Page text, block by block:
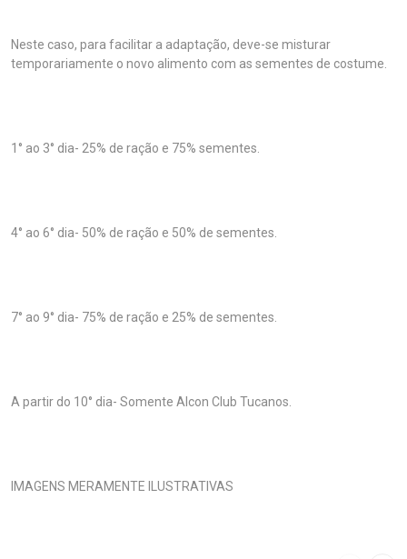
Neste caso, para facilitar a adaptação, deve-se misturar
temporariamente o novo alimento com as sementes de costume.
1° ao 3° dia- 25% de ração e 75% sementes.
4° ao 6° dia- 50% de ração e 50% de sementes.
7° ao 9° dia- 75% de ração e 25% de sementes.
A partir do 10° dia- Somente Alcon Club Tucanos.
IMAGENS MERAMENTE ILUSTRATIVAS